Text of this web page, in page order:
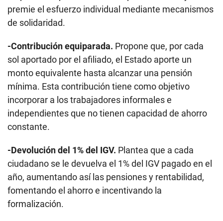
premie el esfuerzo individual mediante mecanismos
de solidaridad.
-Contribución equiparada. Propone que, por cada
sol aportado por el afiliado, el Estado aporte un
monto equivalente hasta alcanzar una pensión
mínima. Esta contribución tiene como objetivo
incorporar a los trabajadores informales e
independientes que no tienen capacidad de ahorro
constante.
-Devolución del 1% del IGV. Plantea que a cada
ciudadano se le devuelva el 1% del IGV pagado en el
año, aumentando así las pensiones y rentabilidad,
fomentando el ahorro e incentivando la
formalización.